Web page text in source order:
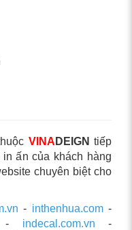
VINA DEIGN tiếp
ấn của khách hàng
chuyên biệt cho
- inthenhua.com-
indecal.com.vn -